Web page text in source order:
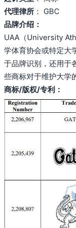
代理律所： GBC
品牌介绍：
UAA（University
学体育协会或特定大
于品牌识别，还用于
些商标对于维护大学
商标/版权/专利：